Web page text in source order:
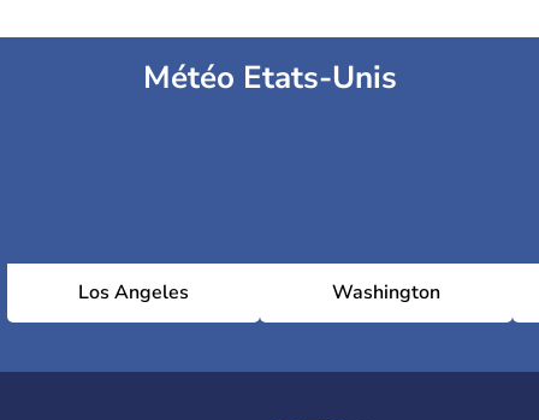
Météo Etats-Unis
Los Angeles Washington